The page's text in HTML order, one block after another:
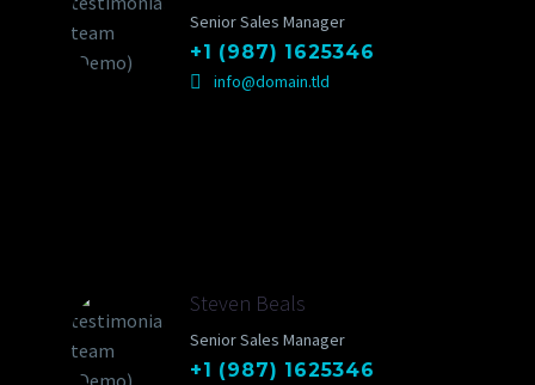
Senior Sales Manager
+1 (987) 1625346
info@domain.tld
Steven Beals
Senior Sales Manager
+1 (987) 1625346